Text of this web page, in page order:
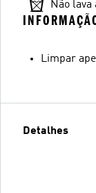
Não lava
Limpar
Detalhes